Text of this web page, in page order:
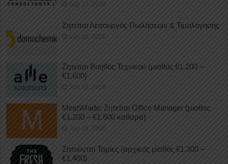
July 17, 2026
Ζητείται Λειτουργός Πωλήσεων & Τιμολόγησης
July 16, 2026
Ζητείται Βοηθός Τεχνικού (μισθός €1.200 –
€1.600)
July 15, 2026
MeshMade: Ζητείται Office Manager (μισθός
€1.200 – €1.600 καθαρά)
July 15, 2026
Ζητούνται Ταμίες (αρχικός μισθός €1.300 –
€1.400)